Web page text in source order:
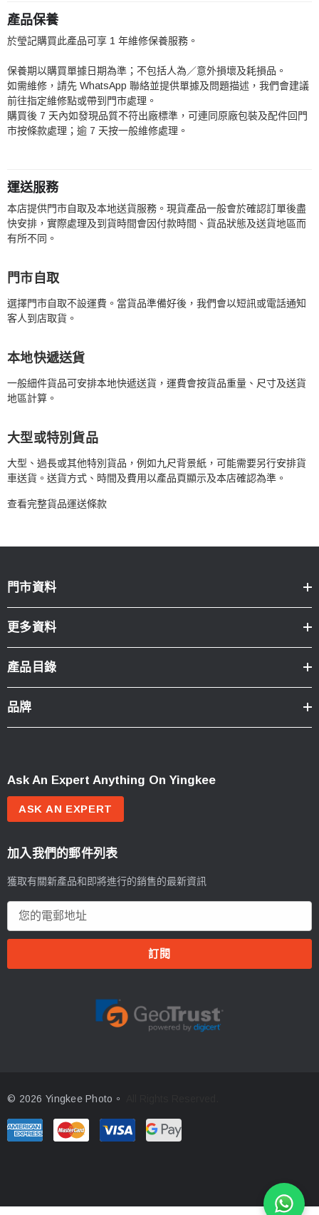
產品保養
於瑩記購買此產品可享 1 年維修保養服務。
保養期以購買單據日期為準；不包括人為／意外損壞及耗損品。
如需維修，請先 WhatsApp 聯絡並提供單據及問題描述，我們會建議
前往指定維修點或帶到門市處理。
購買後 7 天內如發現品質不符出廠標準，可連同原廠包裝及配件回門
市按條款處理；逾 7 天按一般維修處理。
運送服務
本店提供門市自取及本地送貨服務。現貨產品一般會於確認訂單後盡
快安排，實際處理及到貨時間會因付款時間、貨品狀態及送貨地區而
有所不同。
門市自取
選擇門市自取不設運費。當貨品準備好後，我們會以短訊或電話通知
客人到店取貨。
本地快遞送貨
一般細件貨品可安排本地快遞送貨，運費會按貨品重量、尺寸及送貨
地區計算。
大型或特別貨品
大型、過長或其他特別貨品，例如九尺背景紙，可能需要另行安排貨
車送貨。送貨方式、時間及費用以產品頁顯示及本店確認為準。
查看完整貨品運送條款
門市資料
更多資料
產品目錄
品牌
Ask An Expert Anything On Yingkee
ASK AN EXPERT
加入我們的郵件列表
獲取有關新產品和即將進行的銷售的最新資訊
郵
© 2026 Yingkee Photo。